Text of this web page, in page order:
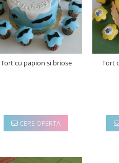
Tort cu papion si briose
CERE OFERTA
Tort